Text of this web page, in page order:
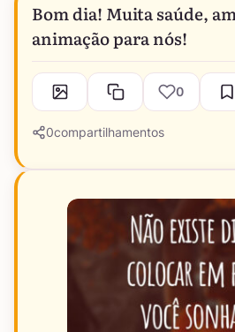
Bom dia! Muita saúde,
animação para nós!
0
0compartilhamentos